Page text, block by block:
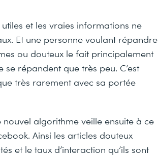
et les vraies informations ne
Et une personne voulant répandre
ou douteux le fait principalement
répandent que très peu. C’est
très rarement avec sa portée
algorithme veille ensuite à ce
Ainsi les articles douteux
et le taux d’interaction qu’ils sont